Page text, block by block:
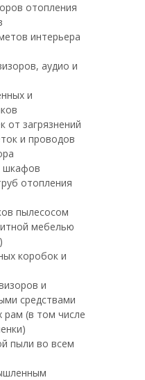
отопления
интерьера
аудио и
и
от загрязнений
и проводов
шкафов
отопления
пылесосом
мебелью
коробок и
и
средствами
(в том числе
пыли во всем